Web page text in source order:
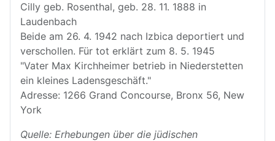
Cilly geb. Rosenthal, geb. 28. 11. 1888 in
Laudenbach
Beide am 26. 4. 1942 nach Izbica deportiert und
verschollen. Für tot erklärt zum 8. 5. 1945
"Vater Max Kirchheimer betrieb in Niederstetten
ein kleines Ladensgeschäft."
Adresse: 1266 Grand Concourse, Bronx 56, New
York
Quelle: Erhebungen über die jüdischen